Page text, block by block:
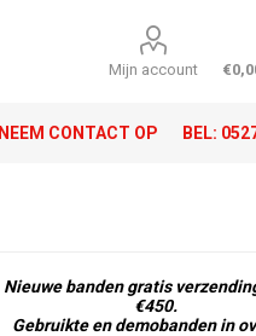
Mijn account
NEEM CONTACT OP BEL:
Nieuwe banden gratis
€450.
Gebruikte en demobanden in